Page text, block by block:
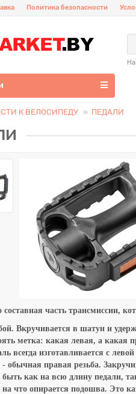
Политика безопасности
К ВЕЛОСИПЕДУ ПЕДАЛИ
составная часть трансмиссии,
Вкручивается в шатун и
метка: какая левая, а какая
всегда изготавливается с
обычная правая резьба.
как на всю длину педали,
что опирается подошва. Это